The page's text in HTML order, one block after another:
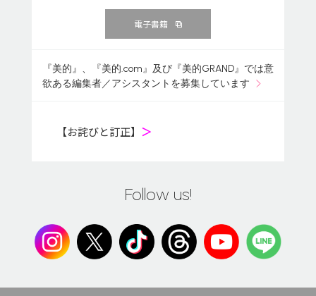
電子書籍
『美的』、『美的.com』及び『美的GRAND』では意
欲ある編集者／アシスタントを募集しています
【お詫びと訂正】 ＞
Follow us!